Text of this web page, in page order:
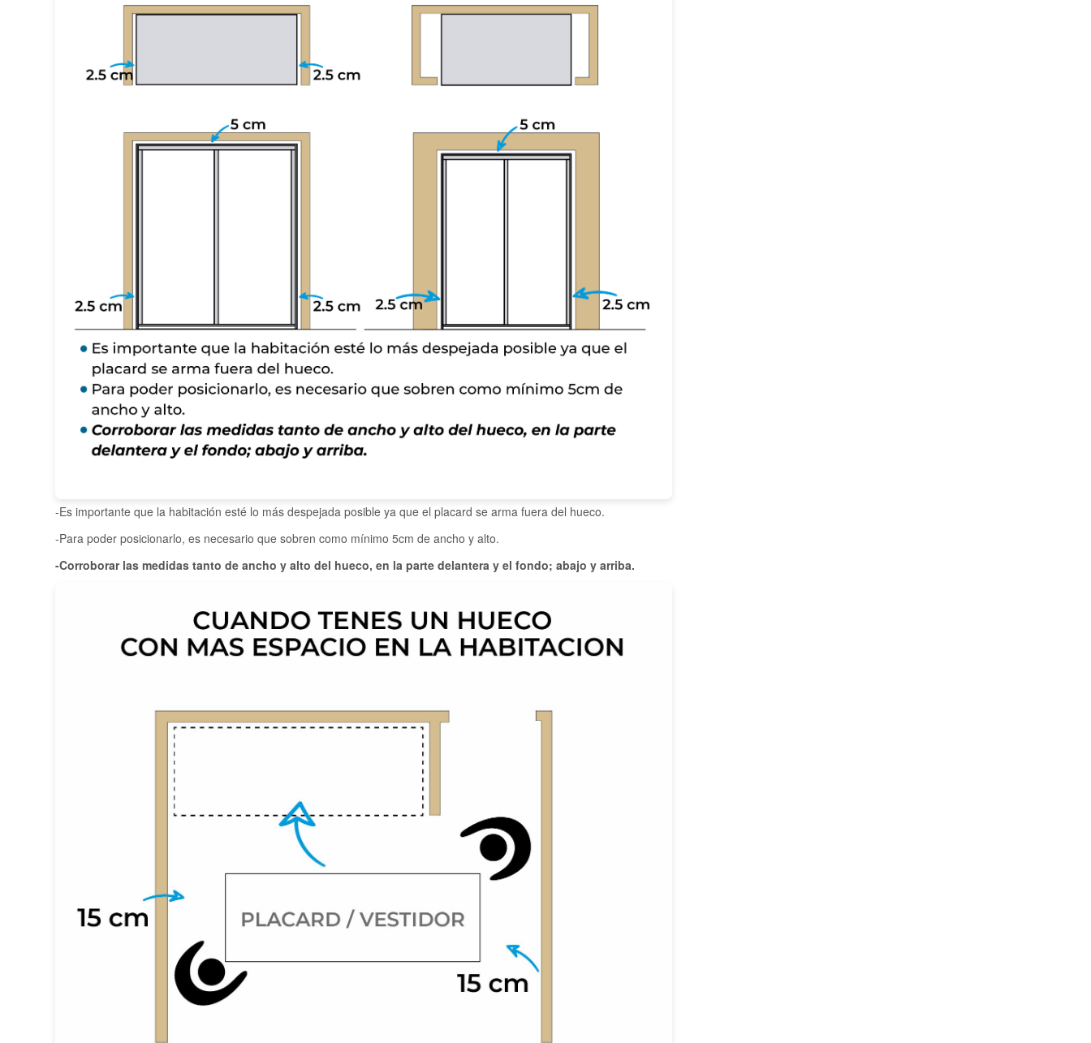
-Es importante que la habitación esté lo más despejada posible ya que el placard se arma fuera del hueco.
-Para poder posicionarlo, es necesario que sobren como mínimo 5cm de ancho y alto.
-Corroborar las medidas tanto de ancho y alto del hueco, en la parte delantera y el fondo; abajo y arriba.